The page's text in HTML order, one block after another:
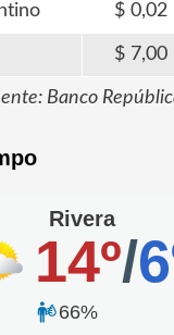
0,02
7,00
Banco
Rivera
14º/
66%